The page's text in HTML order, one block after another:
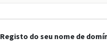
Registo do seu nome de